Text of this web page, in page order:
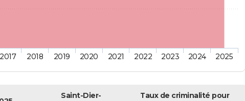
2017 2018 2019 2020 2021 2022 2023 2024 2025
Saint-Dier-
Taux de criminalité pour